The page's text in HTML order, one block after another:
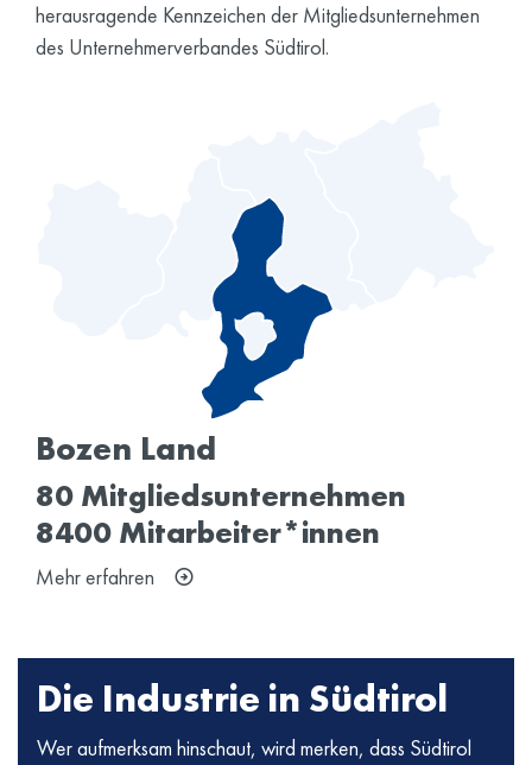
herausragende Kennzeichen der Mitgliedsunternehmen
des Unternehmerverbandes Südtirol.
Bozen Land
80 Mitgliedsunternehmen
8400 Mitarbeiter*innen
Mehr erfahren
Die Industrie in Südtirol
Wer aufmerksam hinschaut, wird merken, dass Südtirol